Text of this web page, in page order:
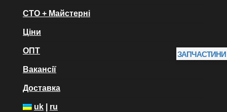
СТО + Майстерні
Ціни
ОПТ
Вакансії
Доставка
uk ru
ЗАПЧАСТИНИ